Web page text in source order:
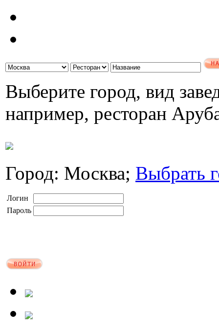
Выберите город, вид
например, ресторан
Город: Москва; Выбрать
Логин
Пароль